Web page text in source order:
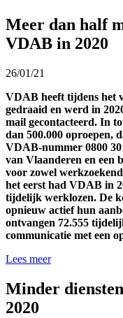
Meer dan half
VDAB in 2020
26/01/21
VDAB heeft tijdens het
gedraaid en werd in
mail gecontacteerd. In
dan 500.000 oproepen,
VDAB-nummer 0800
van Vlaanderen en een
voor zowel
het eerst had VDAB in
tijdelijk werklozen. De
opnieuw actief hun
ontvangen 72.555
communicatie met een
Lees meer
Minder
2020